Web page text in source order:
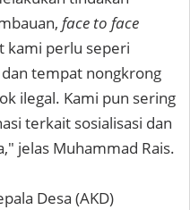
face to face
kami perlu seperi
tempat nongkrong
ilegal. Kami pun sering
terkait sosialisasi dan
jelas Muhammad Rais.
Desa (AKD)